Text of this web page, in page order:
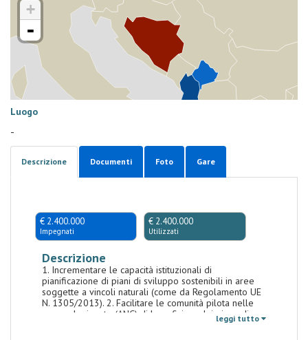
+
-
Luogo
-
Descrizione Documenti Foto Gare
€ 2.400.000
Impegnati
€ 2.400.000
Utilizzati
Descrizione
1. Incrementare le capacità istituzionali di
pianificazione di piani di sviluppo sostenibili in aree
soggette a vincoli naturali (come da Regolamento UE
N. 1305/2013). 2. Facilitare le comunità pilota nelle
aree selezionate (ANC) di beneficiare dei piano di
leggi tutto